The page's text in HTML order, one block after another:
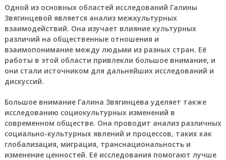
Одной из основных областей исследований Галины
Звягинцевой является анализ межкультурных
взаимодействий. Она изучает влияние культурных
различий на общественные отношения и
взаимопонимание между людьми из разных стран. Её
работы в этой области привлекли большое внимание, и
они стали источником для дальнейших исследований и
дискуссий.
Большое внимание Галина Звягинцева уделяет также
исследованию социокультурных изменений в
современном обществе. Она проводит анализ различных
социально-культурных явлений и процессов, таких как
глобализация, миграция, транснациональность и
изменение ценностей. Её исследования помогают лучше